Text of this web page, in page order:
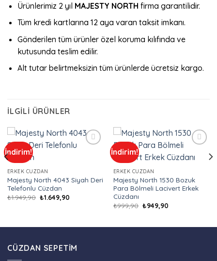
Ürünlerimiz 2 yıl MAJESTY NORTH firma garantilidir.
Tüm kredi kartlarına 12 aya varan taksit imkanı.
Gönderilen tüm ürünler özel koruma kılıfında ve
kutusunda teslim edilir.
Alt tutar belirtmeksizin tüm ürünlerde ücretsiz kargo.
İLGILI ÜRÜNLER
İndirim!
ERKEK CÜZDAN
Majesty North 4043 Siyah Deri
Telefonlu Cüzdan
₺1.949,90 Orijinal
fiyat:
₺1.649,90Şu
İndirim!
wishlist
ERKEK CÜZDAN
Majesty North 1530 Bozuk
Para Bölmeli Lacivert Erkek
Cüzdanı
₺999,90 Orijinal
fiyat:
₺949,90Şu
CÜZDAN SEPETIM